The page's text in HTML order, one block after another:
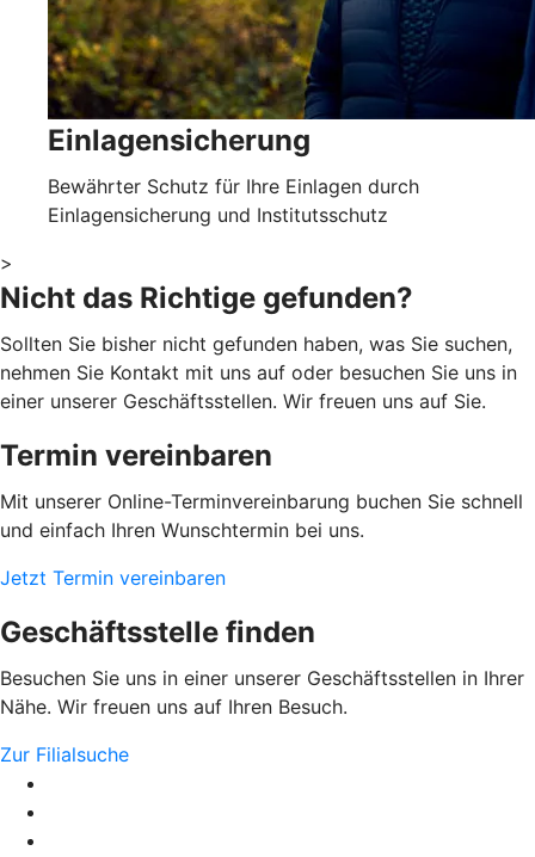
Einlagensicherung
Bewährter Schutz für Ihre Einlagen durch
Einlagensicherung und Institutsschutz
>
Nicht das Richtige gefunden?
Sollten Sie bisher nicht gefunden haben, was Sie suchen,
nehmen Sie Kontakt mit uns auf oder besuchen Sie uns in
einer unserer Geschäftsstellen. Wir freuen uns auf Sie.
Termin vereinbaren
Mit unserer Online-Terminvereinbarung buchen Sie schnell
und einfach Ihren Wunschtermin bei uns.
Jetzt Termin vereinbaren
Geschäftsstelle finden
Besuchen Sie uns in einer unserer Geschäftsstellen in Ihrer
Nähe. Wir freuen uns auf Ihren Besuch.
Zur Filialsuche